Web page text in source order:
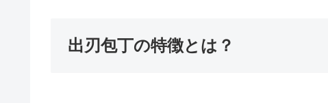
出刃包丁の特徴とは？